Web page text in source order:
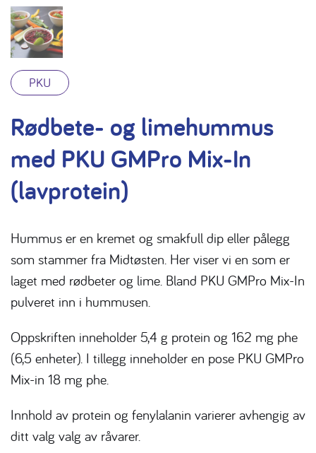
PKU
Rødbete- og limehummus
med PKU GMPro Mix-In
(lavprotein)
Hummus er en kremet og smakfull dip eller pålegg
som stammer fra Midtøsten. Her viser vi en som er
laget med rødbeter og lime. Bland PKU GMPro Mix-In
pulveret inn i hummusen.
Oppskriften inneholder 5,4 g protein og 162 mg phe
(6,5 enheter). I tillegg inneholder en pose PKU GMPro
Mix-in 18 mg phe.
Innhold av protein og fenylalanin varierer avhengig av
ditt valg valg av råvarer.